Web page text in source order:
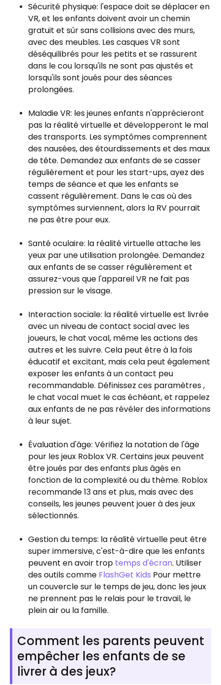
Sécurité physique: l'espace doit se déplacer en
VR, et les enfants doivent avoir un chemin
gratuit et sûr sans collisions avec des murs,
avec des meubles. Les casques VR sont
déséquilibrés pour les petits et se rassurent
dans le cou lorsqu'ils ne sont pas ajustés et
lorsqu'ils sont joués pour des séances
prolongées.
Maladie VR: les jeunes enfants n'apprécieront
pas la réalité virtuelle et développeront le mal
des transports. Les symptômes comprennent
des nausées, des étourdissements et des maux
de tête. Demandez aux enfants de se casser
régulièrement et pour les start-ups, ayez des
temps de séance et que les enfants se
cassent régulièrement. Dans le cas où des
symptômes surviennent, alors la RV pourrait
ne pas être pour eux.
Santé oculaire: la réalité virtuelle attache les
yeux par une utilisation prolongée. Demandez
aux enfants de se casser régulièrement et
assurez-vous que l'appareil VR ne fait pas
pression sur le visage.
Interaction sociale: la réalité virtuelle est livrée
avec un niveau de contact social avec les
joueurs, le chat vocal, même les actions des
autres et les suivre. Cela peut être à la fois
éducatif et excitant, mais cela peut également
exposer les enfants à un contact peu
recommandable. Définissez ces paramètres ,
le chat vocal muet le cas échéant, et rappelez
aux enfants de ne pas révéler des informations
à leur sujet.
Évaluation d'âge: Vérifiez la notation de l'âge
pour les jeux Roblox VR. Certains jeux peuvent
être joués par des enfants plus âgés en
fonction de la complexité ou du thème. Roblox
recommande 13 ans et plus, mais avec des
conseils, les jeunes peuvent jouer à des jeux
sélectionnés.
Gestion du temps: la réalité virtuelle peut être
super immersive, c'est-à-dire que les enfants
peuvent en avoir trop temps d'écran. Utiliser
des outils comme FlashGet Kids Pour mettre
un couvercle sur le temps de jeu, donc les jeux
ne prennent pas le relais pour le travail, le
plein air ou la famille.
Comment les parents peuvent
empêcher les enfants de se
livrer à des jeux?